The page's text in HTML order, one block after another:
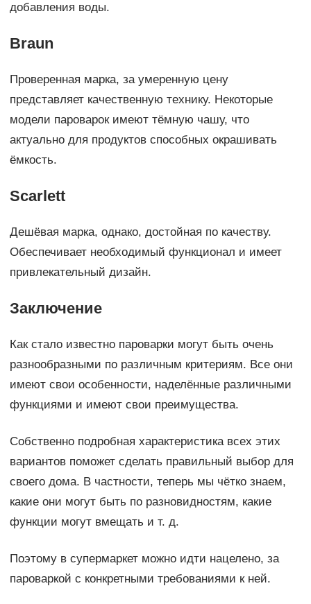
добавления воды.
Braun
Проверенная марка, за умеренную цену
представляет качественную технику. Некоторые
модели пароварок имеют тёмную чашу, что
актуально для продуктов способных окрашивать
ёмкость.
Scarlett
Дешёвая марка, однако, достойная по качеству.
Обеспечивает необходимый функционал и имеет
привлекательный дизайн.
Заключение
Как стало известно пароварки могут быть очень
разнообразными по различным критериям. Все они
имеют свои особенности, наделённые различными
функциями и имеют свои преимущества.
Собственно подробная характеристика всех этих
вариантов поможет сделать правильный выбор для
своего дома. В частности, теперь мы чётко знаем,
какие они могут быть по разновидностям, какие
функции могут вмещать и т. д.
Поэтому в супермаркет можно идти нацелено, за
пароваркой с конкретными требованиями к ней.